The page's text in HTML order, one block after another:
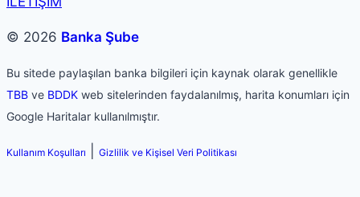
© 2026 Banka Şube
Bu sitede paylaşılan banka bilgileri için kaynak olarak genellikle
TBB ve BDDK web sitelerinden faydalanılmış, harita konumları için
Google Haritalar kullanılmıştır.
Kullanım Koşulları Gizlilik ve Kişisel Veri Politikası